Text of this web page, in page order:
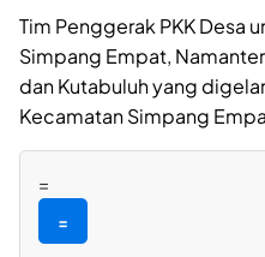
Tim Penggerak PKK Desa
Simpang Empat,
dan Kutabuluh yang
Kecamatan Simpang
=
=